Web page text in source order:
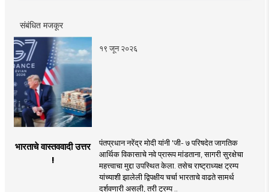
संबंधित मजकूर
१९ जून २०२६
भारताचे वास्तववादी उत्तर
!
पंतप्रधान नरेंद्र मोदी यांनी 'जी- ७ परिषदेत जागतिक
आर्थिक विकासाचे नवे प्रारूप मांडताना, सागरी सुरक्षेचा
महत्त्वाचा मुद्दा उपस्थित केला. तसेच राष्ट्राध्यक्ष ट्रम्प
यांच्याशी झालेली द्विपक्षीय चर्चा भारताचे वाढते सामर्थ
दर्शवणारी असली, तरी ट्रम्प ..